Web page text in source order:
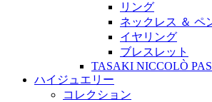
リング
ネックレス ＆ ペ
イヤリング
ブレスレット
TASAKI NICCOLÒ
ハイジュエリー
コレクション